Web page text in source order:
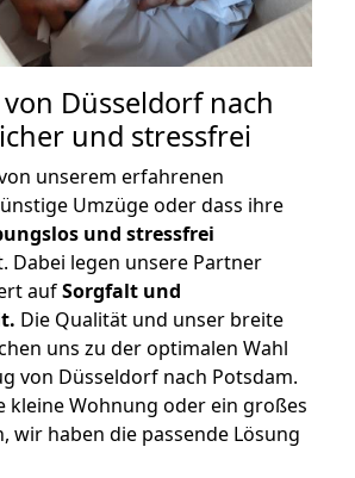
Düsseldorf nach
und stressfrei
unserem erfahrenen
Umzüge oder dass ihre
und stressfrei
Dabei legen unsere Partner
aufSorgfalt und
Die Qualität und unser breite
uns zu der optimalen Wahl
von Düsseldorf nach Potsdam.
kleine Wohnung oder ein großes
wir haben die passende Lösung